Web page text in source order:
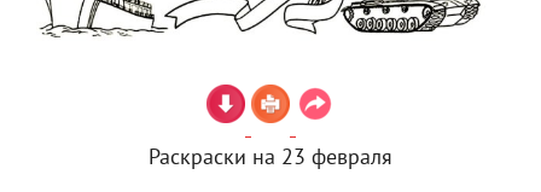
Раскраски на 23 февраля